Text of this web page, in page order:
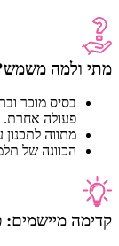
מתי ולמה
בסיס מוכר
פעולה אחרת.
מתווה
הכוונה של
קדימה מיישמים: